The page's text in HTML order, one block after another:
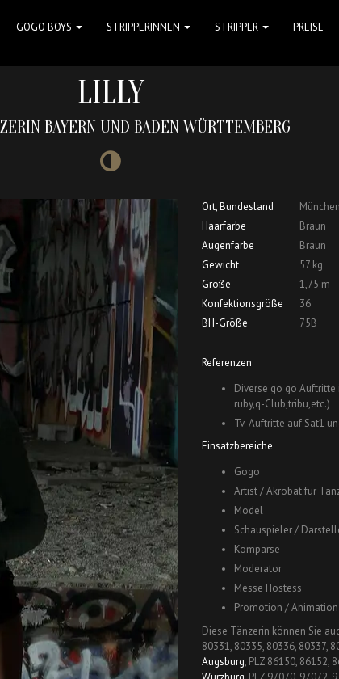
GOGO BOYS STRIPPERINNEN STRIPPER PREISE
LILLY
BAYERN UND BADEN WÜRTTEMBERG
Ort, Bundesland
Haarfarbe
Braun
Augenfarbe
Braun
Gewicht
57 kg
Größe
1,75 m
Konfektionsgröße
36
BH-Größe
75B
Referenzen
Diverse go go Auftritte
ruby,q-Club,tribu,etc.)
Tv-Auftritte auf Sat1
Einsatzbereiche
Gogo
Artist / Akrobat für
Model
Schauspieler /
Komparse
Moderator
Messe Hostess
Promotion / Animation
Diese Tänzerin können Sie
80331, 80335, 80336, 80337,
Augsburg, PLZ 86150, 86152,